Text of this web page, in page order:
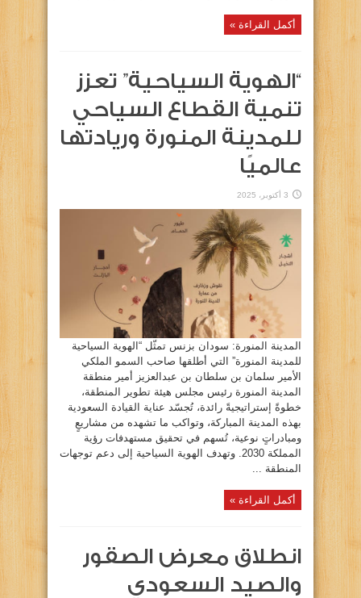
أكمل القراءة »
“الهوية السياحية” تعزز
تنمية القطاع السياحي
للمدينة المنورة وريادتها
عالميًا
3 أكتوبر، 2025
المدينة المنورة: سودان بزنس تمثّل “الهوية السياحية
للمدينة المنورة” التي أطلقها صاحب السمو الملكي
الأمير سلمان بن سلطان بن عبدالعزيز أمير منطقة
المدينة المنورة رئيس مجلس هيئة تطوير المنطقة،
خطوةً إستراتيجيةً رائدة، تُجسّد عناية القيادة السعودية
بهذه المدينة المباركة، وتواكب ما تشهده من مشاريعٍ
ومبادراتٍ نوعية، تُسهم في تحقيق مستهدفات رؤية
المملكة 2030. وتهدف الهوية السياحية إلى دعم توجهات
المنطقة ...
أكمل القراءة »
انطلاق معرض الصقور
والصيد السعودي